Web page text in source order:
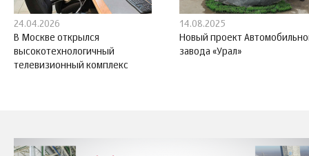
24.04.2026
В Москве открылся
высокотехнологичный
телевизионный комплекс
14.08.2025
Новый проект
завода «Урал»